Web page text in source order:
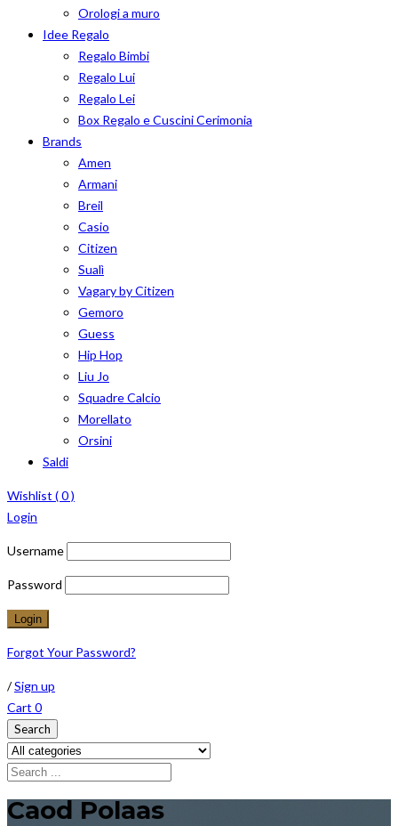
Orologi a muro
Idee Regalo
Regalo Bimbi
Regalo Lui
Regalo Lei
Box Regalo e Cuscini Cerimonia
Brands
Amen
Armani
Breil
Casio
Citizen
Sualì
Vagary by Citizen
Gemoro
Guess
Hip Hop
Liu Jo
Squadre Calcio
Morellato
Orsini
Saldi
Wishlist (0)
Login
Username
Password
Forgot Your Password?
/Sign up
Cart 0
Search
Caod Polaas